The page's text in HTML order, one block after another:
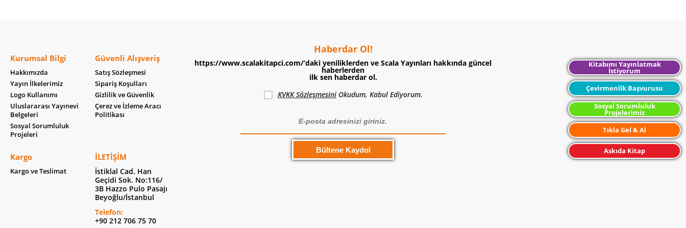
Kurumsal Bilgi
Hakkımızda
Yayın İlkelerimiz
Logo Kullanımı
Uluslararası Yayınevi
Belgeleri
Sosyal Sorumluluk
Projeleri
Güvenli Alışveriş
Satış Sözleşmesi
Sipariş Koşulları
Gizlilik ve Güvenlik
Çerez ve İzleme Aracı
Politikası
Kargo
Kargo ve Teslimat
İLETIŞIM
İstiklal Cad. Han
Geçidi Sok. No:116/
3B Hazzo Pulo Pasajı
Beyoğlu/İstanbul
Telefon:
+90 212 706 75 70
Haberdar Ol!
https://www.scalakitapci.com/’daki yeniliklerden ve Scala Yayınları hakkında güncel
haberlerden
ilk sen haberdar ol.
KVKK SözleşmesiniOkudum, Kabul Ediyorum.
Kitabımı Yayınlatmak
İstiyorum
Çevirmenlik Başvurusu
Sosyal Sorumluluk
Projelerimiz
Tıkla Gel & Al
Askıda Kitap